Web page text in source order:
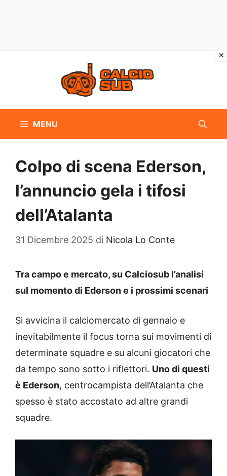
MENU
Colpo di scena Ederson,
l’annuncio gela i tifosi
dell’Atalanta
31 Dicembre 2025 di Nicola Lo Conte
Tra campo e mercato, su Calciosub l’analisi
sul momento di Ederson e i prossimi scenari
Si avvicina il calciomercato di gennaio e
inevitabilmente il focus torna sui movimenti di
determinate squadre e su alcuni giocatori che
da tempo sono sotto i riflettori. Uno di questi
è Ederson, centrocampista dell’Atalanta che
spesso è stato accostato ad altre grandi
squadre.